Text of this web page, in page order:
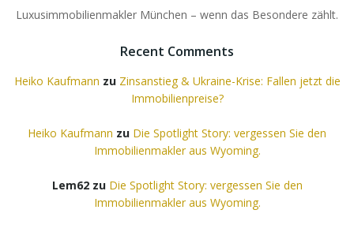
Luxusimmobilienmakler München – wenn das Besondere zählt.
Recent Comments
Heiko Kaufmann zu Zinsanstieg & Ukraine-Krise: Fallen jetzt die
Immobilienpreise?
Heiko Kaufmann zu Die Spotlight Story: vergessen Sie den
Immobilienmakler aus Wyoming.
Lem62zu Die Spotlight Story: vergessen Sie den
Immobilienmakler aus Wyoming.